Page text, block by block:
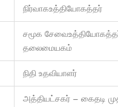
நிர்வாகஉத்தியோகத்தர்
சமூக
தலைமையகம்
நிதி உதவியாளர்
அத்தியட்சகர் – கைதடி